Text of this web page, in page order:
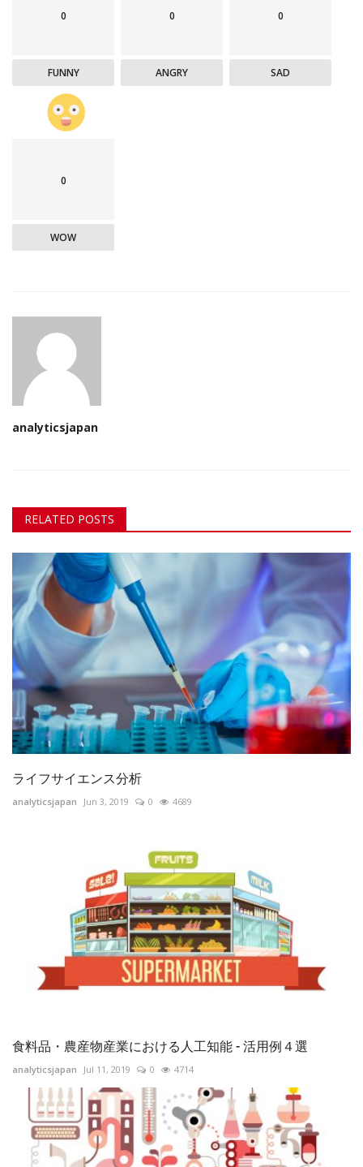
0
FUNNY
0
ANGRY
0
SAD
0
WOW
analyticsjapan
RELATED POSTS
ライフサイエンス分析
analyticsjapan Jun 3, 2019 0 4689
食料品・農産物産業における人工知能 - 活用例４選
analyticsjapan Jul 11, 2019 0 4714